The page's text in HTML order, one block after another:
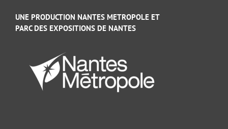
UNE PRODUCTION NANTES METROPOLE ET
PARC DES EXPOSITIONS DE NANTES